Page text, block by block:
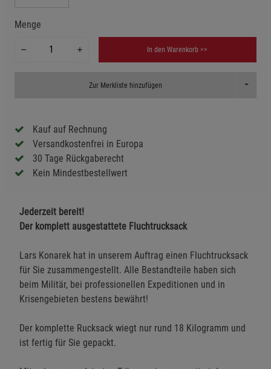
Menge
In den Warenkorb >>
Zur Merkliste hinzufügen Toggle
Kauf auf Rechnung
Versandkostenfrei in Europa
30 Tage Rückgaberecht
Kein Mindestbestellwert
Jederzeit bereit!
Der komplett ausgestattete Fluchtrucksack
Lars Konarek hat in unserem Auftrag einen Fluchtrucksack
für Sie zusammengestellt. Alle Bestandteile haben sich
beim Militär, bei professionellen Expeditionen und in
Krisengebieten bestens bewährt!
Der komplette Rucksack wiegt nur rund 18 Kilogramm und
ist fertig für Sie gepackt.